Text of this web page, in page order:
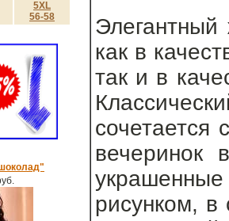
5XL
56-58
Элегантный
как в
так и в
вечеринок
рисунком,